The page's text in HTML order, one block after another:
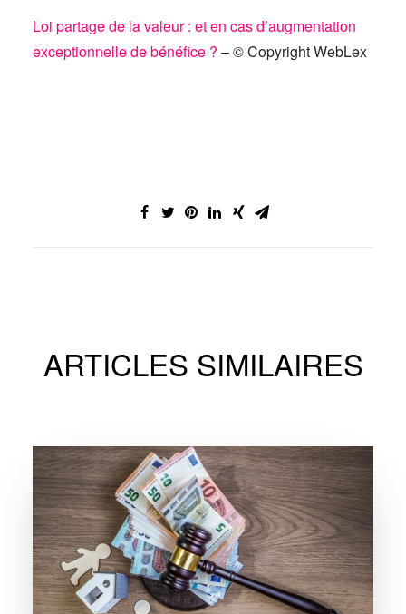
Loi partage de la valeur : et en cas d’augmentation
exceptionnelle de bénéfice ? – © Copyright WebLex
ARTICLES SIMILAIRES